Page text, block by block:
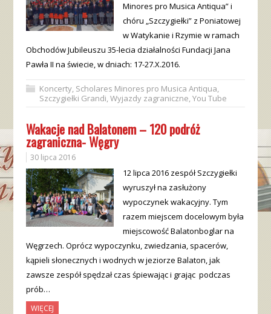
Minores pro Musica Antiqua” i
chóru „Szczygiełki” z Poniatowej
w Watykanie i Rzymie w ramach
Obchodów Jubileuszu 35-lecia działalności Fundacji Jana
Pawła II na świecie, w dniach: 17-27.X.2016.
Koncerty, Scholares Minores pro Musica Antiqua,
Szczygiełki Grandi,Wyjazdy zagraniczne,You Tube
Wakacje nad Balatonem – 120 podróż
zagraniczna- Węgry
30 lipca 2016
12 lipca 2016 zespół Szczygiełki
wyruszył na zasłużony
wypoczynek wakacyjny. Tym
razem miejscem docelowym była
miejscowość Balatonboglar na
Węgrzech. Oprócz wypoczynku, zwiedzania, spacerów,
kąpieli słonecznych i wodnych w jeziorze Balaton, jak
zawsze zespół spędzał czas śpiewając i grając podczas
prób…
WIĘCEJ